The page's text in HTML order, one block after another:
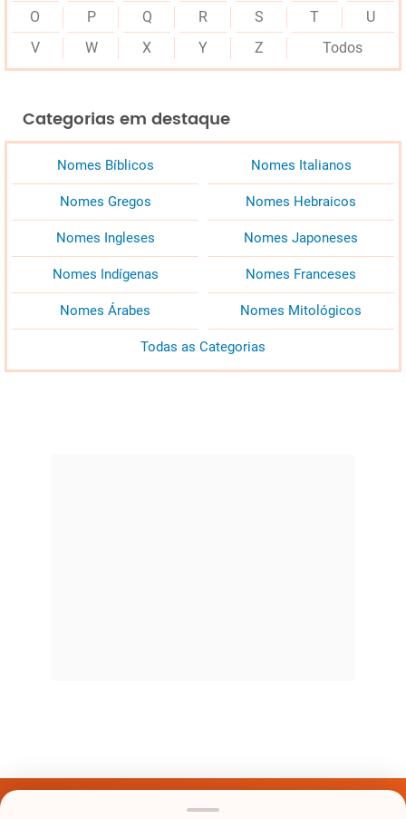
O
P Q R S T
U
V
W X Y Z Todos
Categorias em destaque
Nomes Bíblicos Nomes Italianos
Nomes Gregos Nomes Hebraicos
Nomes Ingleses Nomes Japoneses
Nomes Indígenas Nomes Franceses
Nomes Árabes Nomes Mitológicos
Todas as Categorias